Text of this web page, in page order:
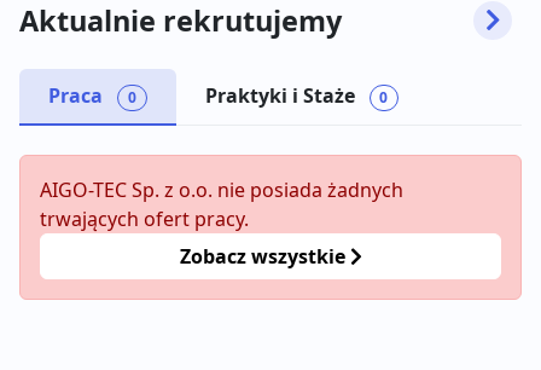
Aktualnie rekrutujemy
Praca 0 Praktyki i Staże 0
AIGO-TEC Sp. z o.o. nie posiada żadnych
trwających ofert pracy.
Zobacz wszystkie